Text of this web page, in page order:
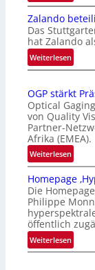
I
n
t
e
r
n
t
i
o
n
l
V
i
s
i
o
n
Zalando
Das
hat Zalando
Weiterlesen:
Z
l
a
n
d
o
b
e
t
e
i
i
g
OGP stärkt
Optical
von Quality
Partner-
Afrika (EMEA).
Weiterlesen:
O
G
P
s
t
ä
r
Homepage
Die
Philippe
öffentlich
Weiterlesen:
H